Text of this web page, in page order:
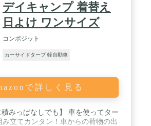
ント設営 パーキングキャンプ ハッ
バックテント フリーサイト ポール
フテント ルーフトップテント 屋外
方 背面 連結 連結タープ Pキャン
品 キャンプ道具 Fieldoor フィール
休憩 アウトドアグッズ フィールド
ー レジャー 山 海 ビーチ 公園 バー
ラブ活動 部活動 お花見 キャンピ
デイキャンプ 着替え
日よけ ワンサイズ
コンポジット
カーサイドタープ 軽自動車
で詳しく見る
みっぱなしでも】 車を使ってター
み立てカンタン！車からの荷物の出